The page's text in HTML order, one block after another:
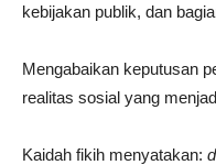
kebijakan publik, dan
Mengabaikan keputusan
realitas sosial yang
Kaidah fikih menyatakan: